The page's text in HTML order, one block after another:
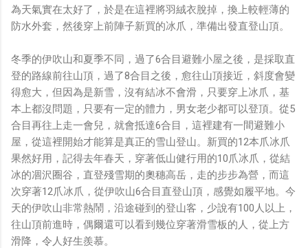
為天氣實在太好了，於是在這裡將羽絨衣脫掉，換上較輕薄的
防水外套，然後穿上前陣子新買的冰爪，準備出發直登山頂。
冬季的伊吹山和夏季不同，過了6合目避難小屋之後，是採取直
登的路線前往山頂，過了8合目之後，愈往山頂接近，斜度會變
得愈大，但因為是新雪，沒有結冰不會滑，只要穿上冰爪，基
本上都沒問題，只要有一定的體力，男女老少都可以登頂。從5
合目再往上走一會兒，就會抵達6合目，這裡建有一間避難小
屋，從這裡開始才能算是真正的雪山登山。新買的12本爪冰爪
果然好用，記得去年春天，穿著低山健行用的10爪冰爪，從結
冰的凅沢圈谷，直登殘雪期的奧穗高岳，走的步步為營，而這
次穿著12爪冰爪，從伊吹山6合目直登山頂，感覺如履平地。今
天的伊吹山非常熱鬧，沿途碰到的登山客，少說有100人以上，
往山頂前進時，偶爾還可以看到幾位穿著滑雪板的人，從上方
滑降，令人好生羨慕。